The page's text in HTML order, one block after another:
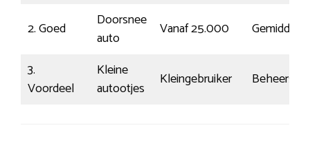
2. Goed
Doorsnee
auto
Vanaf 25.000
Gemiddeld
3.
Voordeel
Kleine
autootjes
Kleingebruiker Beheerst